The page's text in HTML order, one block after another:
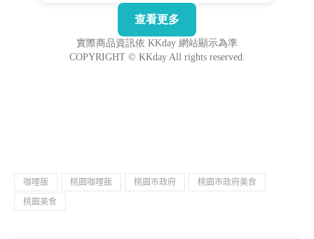
咖哩飯 桃園咖哩飯 桃園市政府
桃園市政府美食
桃園美食